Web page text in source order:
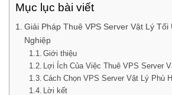
Mục lục bài viết
Giải Pháp Thuê VPS Server Vật Lý Tối
Nghiệp
Giới thiệu
Lợi Ích Của Việc Thuê VPS Server
Cách Chọn VPS Server Vật Lý Phù
Lời kết